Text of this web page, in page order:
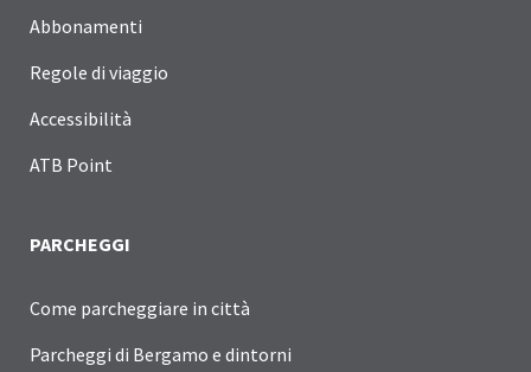
Abbonamenti
Regole di viaggio
Accessibilità
ATB Point
PARCHEGGI
Come parcheggiare in città
Parcheggi di Bergamo e dintorni